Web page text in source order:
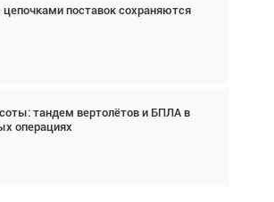
поставок сохраняются
тандем вертолётов и БПЛА в
операциях
года глобальный трафик
недели подряд
– это актив. Подходите к
образом